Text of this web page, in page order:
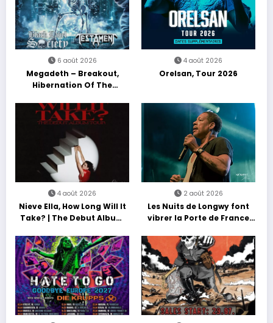
6 août 2026
Megadeth – Breakout,
Hibernation Of The
4 août 2026
Orelsan, Tour 2026
4 août 2026
Nieve Ella, How Long Will It
Take? | The Debut Album
2 août 2026
Les Nuits de Longwy font
vibrer la Porte de France
découvertes et énergie
reggae